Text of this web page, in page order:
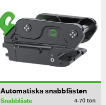
Automatiska snabbfästen
Snabbfäste 4-70 ton